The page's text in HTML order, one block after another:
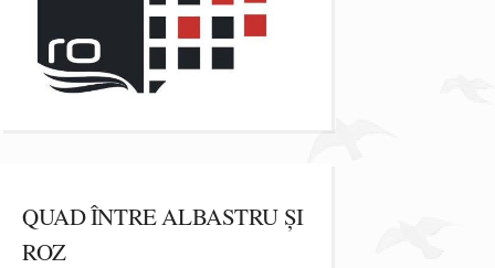
QUAD ÎNTRE ALBASTRU ȘI
ROZ